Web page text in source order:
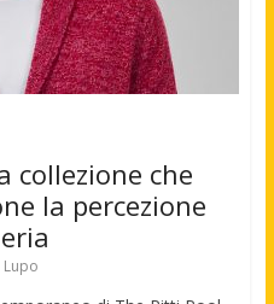
collezione che
la percezione
Lupo